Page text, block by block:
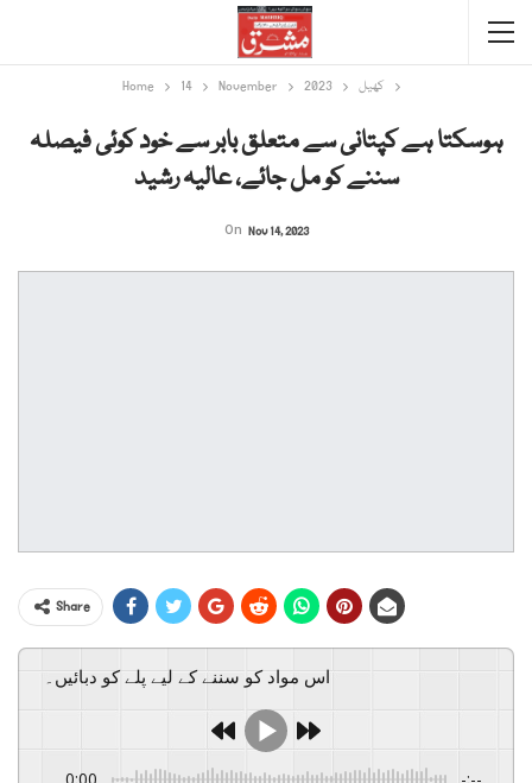
Home 14 November 2023 کھیل
ہوسکتا ہے کپتانی سے متعلق بابر سے خود کوئی فیصلہ
سننے کو مل جائے، عالیہ رشید
On Nov 14, 2023
Share
اس مواد کو سننے کے لیے پلے کو دبائیں۔